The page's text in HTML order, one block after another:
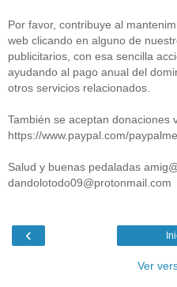
Por favor, contribuye al
web clicando en alguno de
publicitarios, con esa sencilla
ayudando al pago anual del
otros servicios relacionados.
También se aceptan donaciones
https://www.paypal.com/
Salud y buenas pedaladas
dandolotodo09@protonmail.com
‹
Ver